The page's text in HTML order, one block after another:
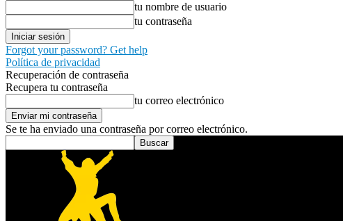
tu nombre de usuario
tu contraseña
Forgot your password? Get help
Política de privacidad
Recuperación de contraseña
Recupera tu contraseña
tu correo electrónico
Se te ha enviado una contraseña por correo electrónico.